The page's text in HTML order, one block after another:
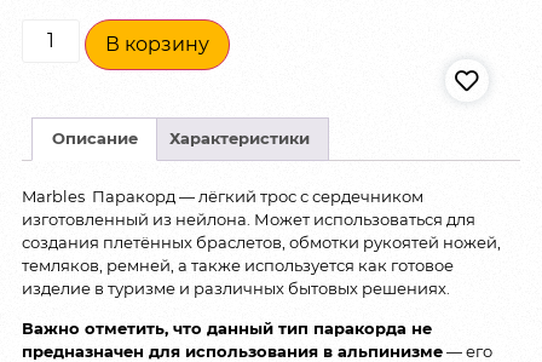
В корзину
Описание Характеристики
Marbles Паракорд — лёгкий трос с сердечником
изготовленный из нейлона. Может использоваться для
создания плетённых браслетов, обмотки рукоятей ножей,
темляков, ремней, а также используется как готовое
изделие в туризме и различных бытовых решениях.
Важно отметить, что данный тип паракорда не
предназначен для использования в альпинизме— его